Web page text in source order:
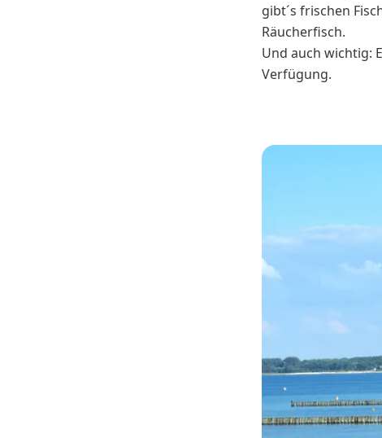
gibt´s frischen
Räucherfisch.
Und auch wichtig:
Verfügung.